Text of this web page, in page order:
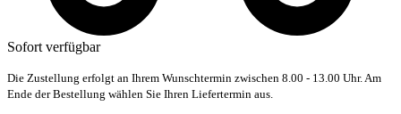
Sofort verfügbar
Die Zustellung erfolgt an Ihrem Wunschtermin zwischen 8.00 - 13.00 Uhr. Am
Ende der Bestellung wählen Sie Ihren Liefertermin aus.